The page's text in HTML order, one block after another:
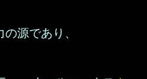
源であり、